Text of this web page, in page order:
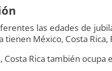
las edades de
tienen México, Costa
Costa Rica también